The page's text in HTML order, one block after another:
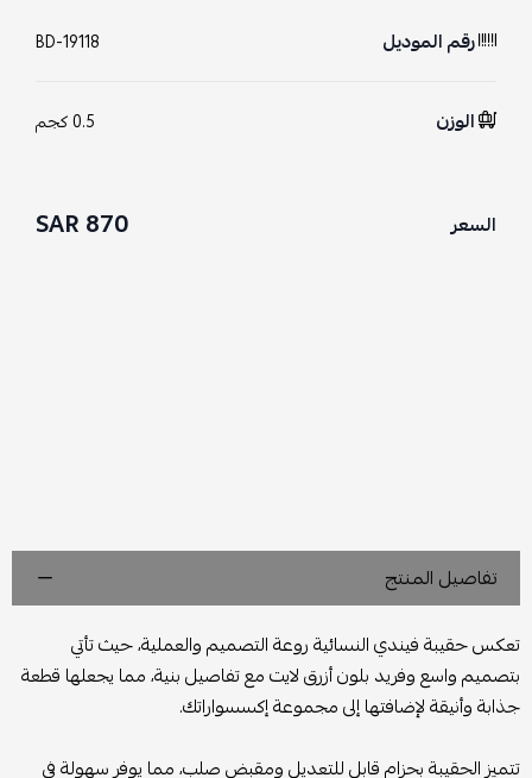
رقم الموديل BD-19118
الوزن 0.5 كجم
السعر 870 SAR
تفاصيل المنتج
تعكس حقيبة فيندي النسائية روعة التصميم والعملية، حيث تأتي
بتصميم واسع وفريد بلون أزرق لايت مع تفاصيل بنية، مما يجعلها قطعة
جذابة وأنيقة لإضافتها إلى مجموعة إكسسواراتك.
تتميز الحقيبة بحزام قابل للتعديل ومقبض صلب، مما يوفر سهولة في